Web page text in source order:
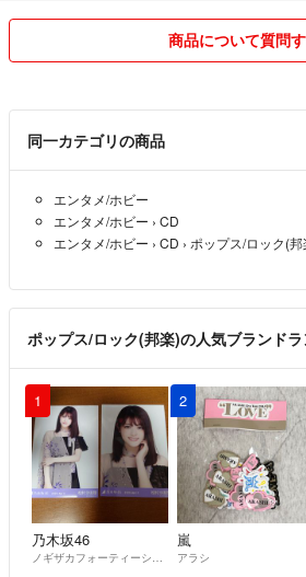
商品について質問
同一カテゴリの商品
エンタメ/ホビー
エンタメ/ホビー › CD
エンタメ/ホビー › CD › ポップス/ロック(邦
ポップス/ロック(邦楽)の人気ブランド
1
乃木坂46
2
嵐
アラシ